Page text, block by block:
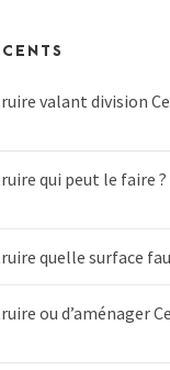
valant division
qui peut le faire
quelle surface
ou d’aménager